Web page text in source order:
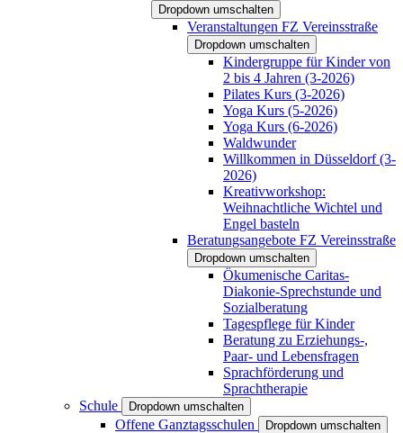
Dropdown umschalten
Veranstaltungen FZ Vereinsstraße
Dropdown umschalten
Kindergruppe für Kinder von
2 bis 4 Jahren (3-2026)
Pilates Kurs (3-2026)
Yoga Kurs (5-2026)
Yoga Kurs (6-2026)
Waldwunder
Willkommen in Düsseldorf (3-
2026)
Kreativworkshop:
Weihnachtliche Wichtel und
Engel basteln
Beratungsangebote FZ Vereinsstraße
Dropdown umschalten
Ökumenische Caritas-
Diakonie-Sprechstunde und
Sozialberatung
Tagespflege für Kinder
Beratung zu Erziehungs-,
Paar- und Lebensfragen
Sprachförderung und
Sprachtherapie
Schule
Dropdown umschalten
Offene Ganztagsschulen Dropdown umschalten